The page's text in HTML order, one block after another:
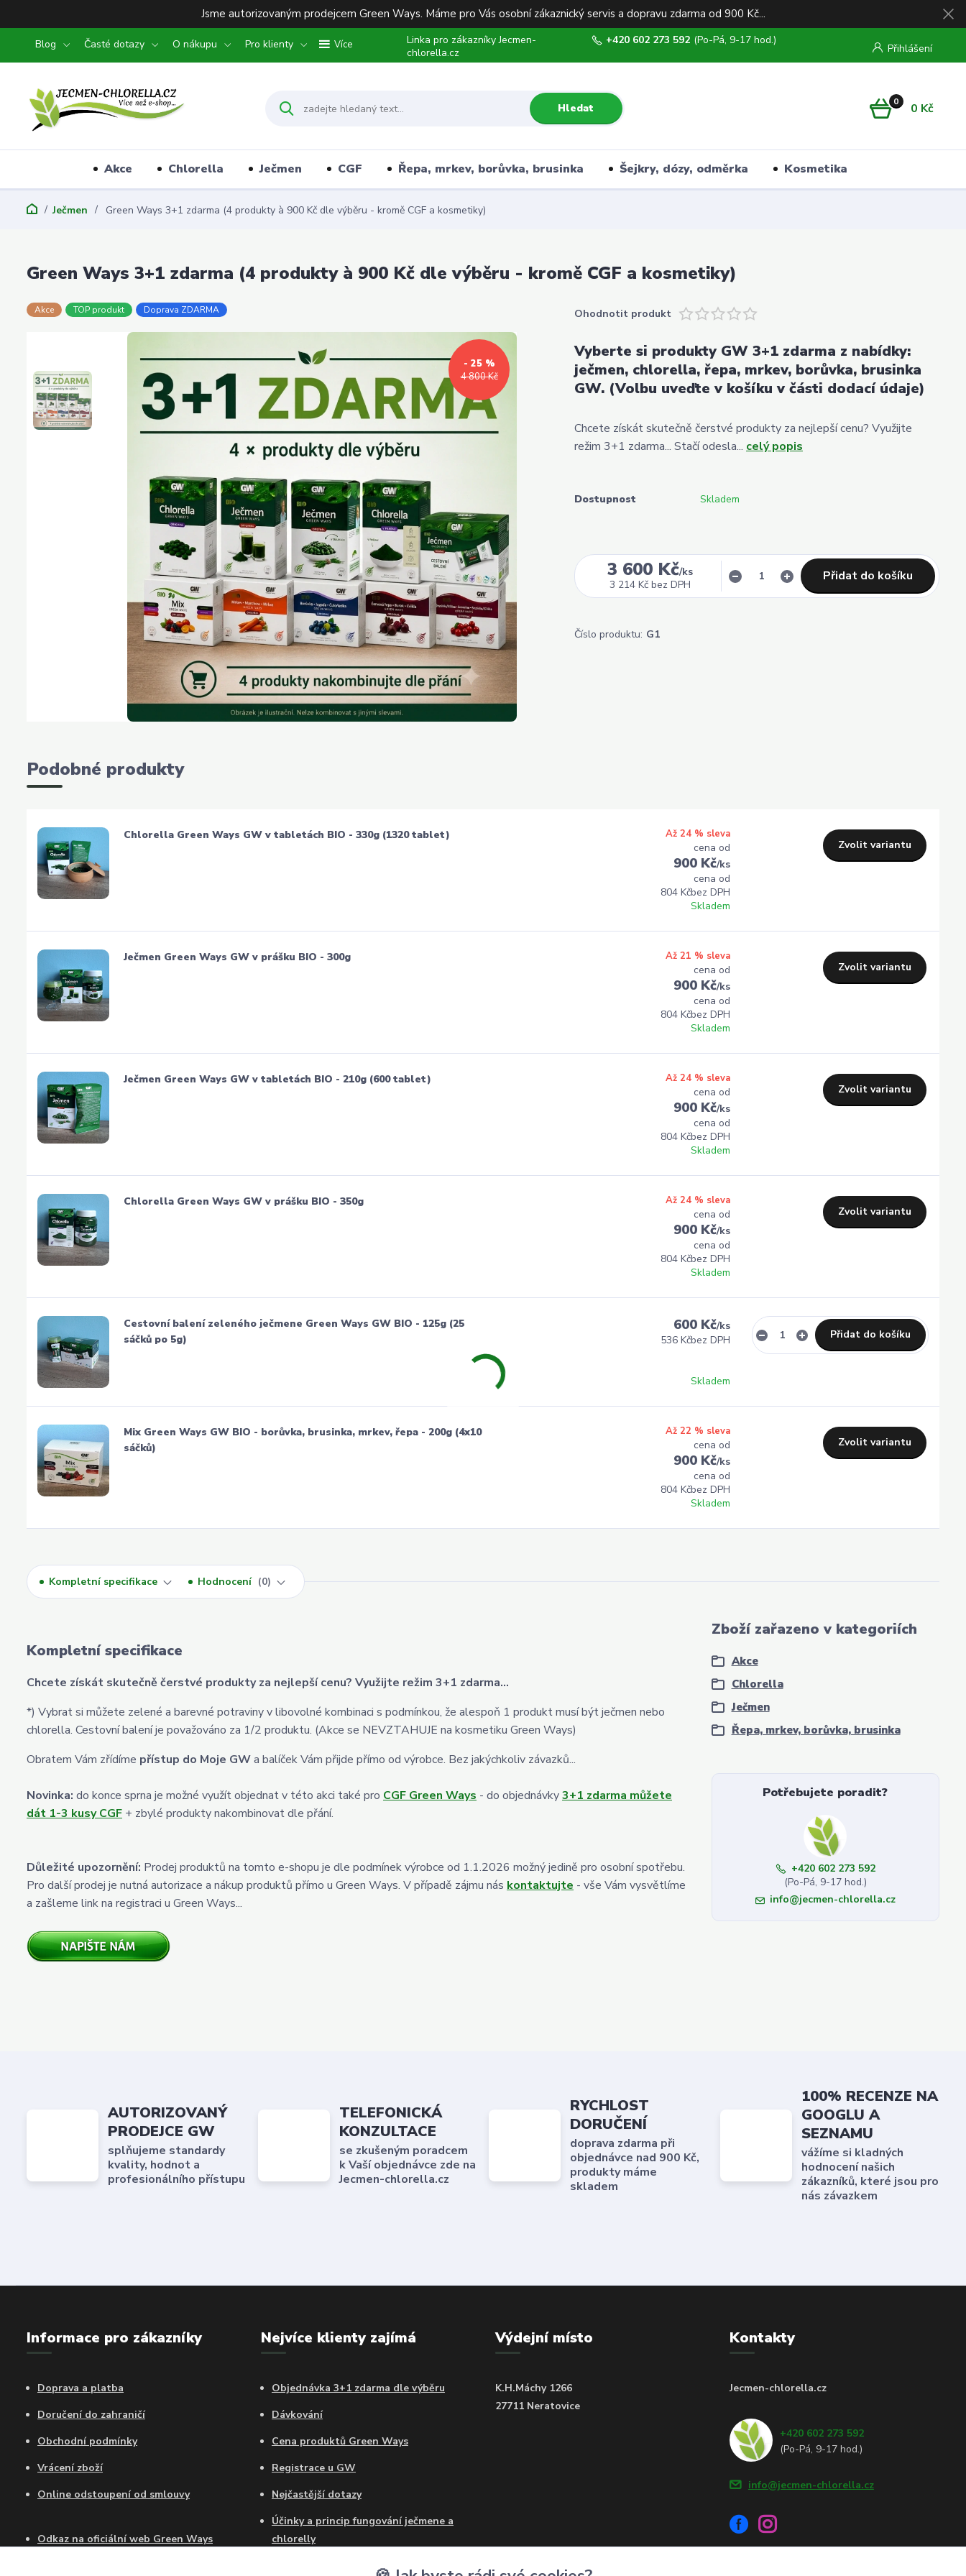
Jsme autorizovaným prodejcem Green Ways. Máme pro Vás osobní zákaznický servis a dopravu zdarma od 900 Kč...
Blog Časté dotazy O nákupu Pro klienty Více Přihlášení
Hledat
Linka pro zákazníky Jecmen-
chlorella.cz
+420 602 273 592 (Po-Pá, 9-17 hod.)
0 0 Kč
Akce Chlorella Ječmen CGF Řepa, mrkev, borůvka, brusinka Šejkry, dózy, odměrka Kosmetika
Ječmen Green Ways 3+1 zdarma (4 produkty à 900 Kč dle výběru - kromě CGF a kosmetiky)
Green Ways 3+1 zdarma (4 produkty à 900 Kč dle výběru - kromě CGF a kosmetiky)
Akce TOP produkt Doprava ZDARMA
4 800 Kč
- 25 %
Ohodnotit produkt
Vyberte si produkty GW 3+1 zdarma z nabídky:
ječmen, chlorella, řepa, mrkev, borůvka, brusinka
GW. (Volbu uveďte v košíku v části dodací údaje)
Chcete získát skutečně čerstvé produkty za nejlepší cenu? Využijte
režim 3+1 zdarma... Stačí odesla... celý popis
Dostupnost Skladem
3 600 Kč/ks
3 214 Kč bez DPH
Přidat do košíku
Číslo produktu: G1
Podobné produkty
Chlorella Green Ways GW v tabletách BIO - 330g (1320 tablet) Až 24 % sleva
cena od
900 Kč/ks
cena od
804 Kčbez DPH
Skladem
Zvolit variantu
Ječmen Green Ways GW v prášku BIO - 300g Až 21 % sleva
cena od
900 Kč/ks
cena od
804 Kčbez DPH
Skladem
Zvolit variantu
Ječmen Green Ways GW v tabletách BIO - 210g (600 tablet) Až 24 % sleva
cena od
900 Kč/ks
cena od
804 Kčbez DPH
Skladem
Zvolit variantu
Chlorella Green Ways GW v prášku BIO - 350g Až 24 % sleva
cena od
900 Kč/ks
cena od
804 Kčbez DPH
Skladem
Zvolit variantu
Cestovní balení zeleného ječmene Green Ways GW BIO - 125g (25
sáčků po 5g)
600 Kč/ks
536 Kčbez DPH
Skladem
Přidat do košíku
Mix Green Ways GW BIO - borůvka, brusinka, mrkev, řepa - 200g (4x10
sáčků)
Až 22 % sleva
cena od
900 Kč/ks
cena od
804 Kčbez DPH
Skladem
Zvolit variantu
Kompletní specifikace Hodnocení 0
Kompletní specifikace
Chcete získát skutečně čerstvé produkty za nejlepší cenu? Využijte režim 3+1 zdarma...
*) Vybrat si můžete zelené a barevné potraviny v libovolné kombinaci s podmínkou, že alespoň 1 produkt musí být ječmen nebo
chlorella. Cestovní balení je považováno za 1/2 produktu. (Akce se NEVZTAHUJE na kosmetiku Green Ways)
Obratem Vám zřídíme přístup do Moje GWa balíček Vám přijde přímo od výrobce. Bez jakýchkoliv závazků...
Novinka: do konce sprna je možné využít objednat v této akci také pro CGF Green Ways - do objednávky3+1 zdarma můžete
dát 1-3 kusy CGF + zbylé produkty nakombinovat dle přání.
Důležité upozornění: Prodej produktů na tomto e-shopu je dle podmínek výrobce od 1.1.2026 možný jedině pro osobní spotřebu.
Pro další prodej je nutná autorizace a nákup produktů přímo u Green Ways. V případě zájmu nás kontaktujte - vše Vám vysvětlíme
a zašleme link na registraci u Green Ways...
Zboží zařazeno v kategoriích
Akce
Chlorella
Ječmen
Řepa, mrkev, borůvka, brusinka
Potřebujete poradit?
+420 602 273 592
(Po-Pá, 9-17 hod.)
info@jecmen-chlorella.cz
AUTORIZOVANÝ
PRODEJCE GW
splňujeme standardy
kvality, hodnot a
profesionálního přístupu
TELEFONICKÁ
KONZULTACE
se zkušeným poradcem
k Vaší objednávce zde na
Jecmen-chlorella.cz
RYCHLOST
DORUČENÍ
doprava zdarma při
objednávce nad 900 Kč,
produkty máme
skladem
100% RECENZE NA
GOOGLU A
SEZNAMU
vážíme si kladných
hodnocení našich
zákazníků, které jsou pro
nás závazkem
Informace pro zákazníky
Doprava a platba
Doručení do zahraničí
Obchodní podmínky
Vrácení zboží
Online odstoupení od smlouvy
Odkaz na oficiální web Green Ways
Nejvíce klienty zajímá
Objednávka 3+1 zdarma dle výběru
Dávkování
Cena produktů Green Ways
Registrace u GW
Nejčastější dotazy
Účinky a princip fungování ječmene a
chlorelly
Jak dlouho mohu užívat Ječmen a
Výdejní místo
K.H.Máchy 1266
27711 Neratovice
Kontakty
Jecmen-chlorella.cz
+420 602 273 592
(Po-Pá, 9-17 hod.)
info@jecmen-chlorella.cz